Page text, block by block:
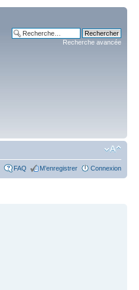
Recherche avancée
FAQ M’enregistrer Connexion